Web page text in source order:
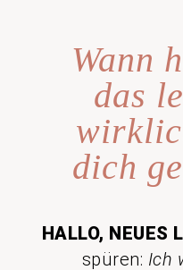
Wann
das
dich
HALLO, NEUES
spüren: Ich